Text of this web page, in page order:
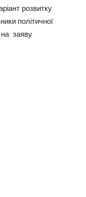
розвитку
політичної
на заяву